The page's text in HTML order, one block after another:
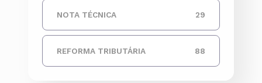
NOTA TÉCNICA 29
REFORMA TRIBUTÁRIA 88